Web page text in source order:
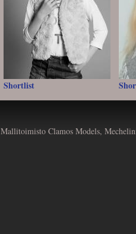
Shortlist
Mallitoimisto Clamos Models,